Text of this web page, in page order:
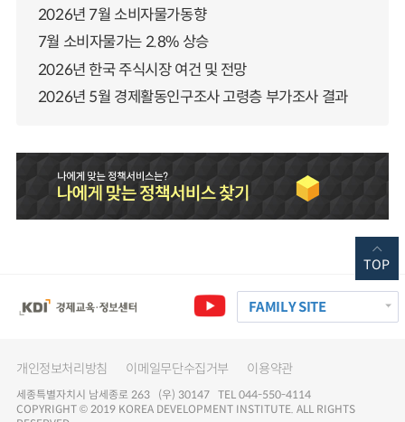
2026년 7월 소비자물가동향
7월 소비자물가는 2.8% 상승
2026년 한국 주식시장 여건 및 전망
2026년 5월 경제활동인구조사 고령층 부가조사 결과
FAMILY SITE
개인정보처리방침 이메일무단수집거부 이용약관
세종특별자치시 남세종로 263 (우) 30147 TEL 044-550-4114
COPYRIGHT © 2019 KOREA DEVELOPMENT INSTITUTE. ALL RIGHTS
TOP